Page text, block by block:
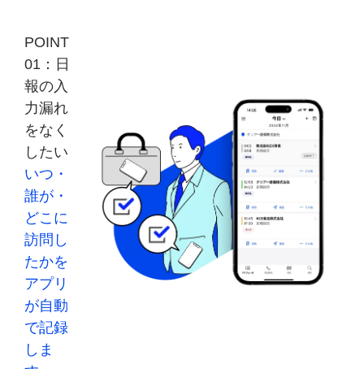
POINT
01：日
報の入
力漏れ
をなく
したい
いつ・
誰が・
どこに
訪問し
たかを
アプリ
が自動
で記録
しま